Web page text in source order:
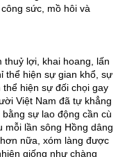
sức, mồ hôi và
thuỷ lợi, khai hoang, lấn
thể hiện sự gian khổ, sự
hiện sự đối chọi gay
Việt Nam đã tự khẳng
sự lao động cần cù
lần sông Hồng dâng
nữa, xóm làng được
giống như chàng